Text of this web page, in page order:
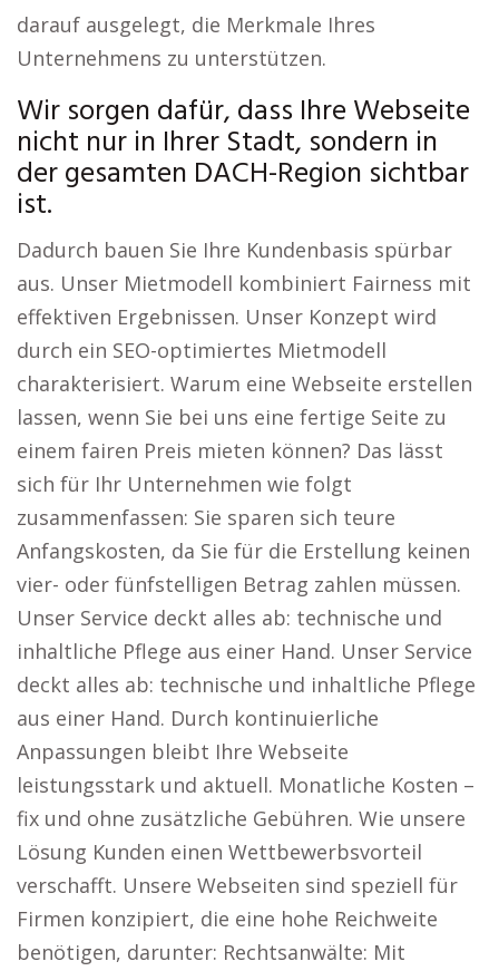
darauf ausgelegt, die Merkmale Ihres
Unternehmens zu unterstützen.
Wir sorgen dafür, dass Ihre Webseite
nicht nur in Ihrer Stadt, sondern in
der gesamten DACH-Region sichtbar
ist.
Dadurch bauen Sie Ihre Kundenbasis spürbar
aus. Unser Mietmodell kombiniert Fairness mit
effektiven Ergebnissen. Unser Konzept wird
durch ein SEO-optimiertes Mietmodell
charakterisiert. Warum eine Webseite erstellen
lassen, wenn Sie bei uns eine fertige Seite zu
einem fairen Preis mieten können? Das lässt
sich für Ihr Unternehmen wie folgt
zusammenfassen: Sie sparen sich teure
Anfangskosten, da Sie für die Erstellung keinen
vier- oder fünfstelligen Betrag zahlen müssen.
Unser Service deckt alles ab: technische und
inhaltliche Pflege aus einer Hand. Unser Service
deckt alles ab: technische und inhaltliche Pflege
aus einer Hand. Durch kontinuierliche
Anpassungen bleibt Ihre Webseite
leistungsstark und aktuell. Monatliche Kosten –
fix und ohne zusätzliche Gebühren. Wie unsere
Lösung Kunden einen Wettbewerbsvorteil
verschafft. Unsere Webseiten sind speziell für
Firmen konzipiert, die eine hohe Reichweite
benötigen, darunter: Rechtsanwälte: Mit